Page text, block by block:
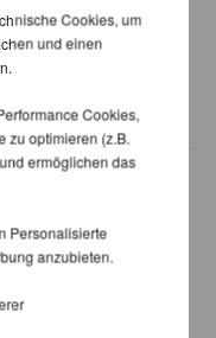
EUR
% MwSt. zzgl.
Cookies, um
und einen
Cookies,
zu optimieren (z.B.
ermöglichen das
Personalisierte
anzubieten.